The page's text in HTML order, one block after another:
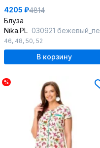
4205 ₽4814
Блуза
Nika.PL 030921 бежевый_персик
46, 48, 50, 52
В корзину
%